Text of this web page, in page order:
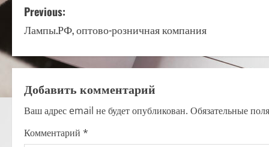
P
o
s
t
n
a
Previous:
Лампы.РФ, оптово-розничная компания
Добавить комментарий
Ваш адрес email не будет опубликован. Обязательные
Комментарий *